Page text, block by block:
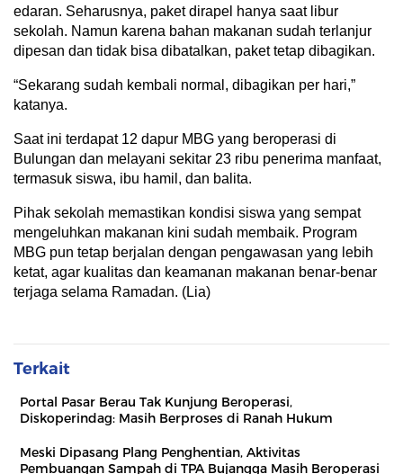
edaran. Seharusnya, paket dirapel hanya saat libur
sekolah. Namun karena bahan makanan sudah terlanjur
dipesan dan tidak bisa dibatalkan, paket tetap dibagikan.
“Sekarang sudah kembali normal, dibagikan per hari,”
katanya.
Saat ini terdapat 12 dapur MBG yang beroperasi di
Bulungan dan melayani sekitar 23 ribu penerima manfaat,
termasuk siswa, ibu hamil, dan balita.
Pihak sekolah memastikan kondisi siswa yang sempat
mengeluhkan makanan kini sudah membaik. Program
MBG pun tetap berjalan dengan pengawasan yang lebih
ketat, agar kualitas dan keamanan makanan benar-benar
terjaga selama Ramadan. (Lia)
Terkait
Portal Pasar Berau Tak Kunjung Beroperasi,
Diskoperindag: Masih Berproses di Ranah Hukum
Meski Dipasang Plang Penghentian, Aktivitas
Pembuangan Sampah di TPA Bujangga Masih Beroperasi